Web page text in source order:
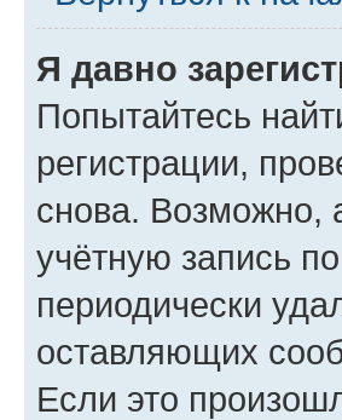
Я давно
Попытайтесь
регистрации,
снова. Возможно,
учётную запись
периодически
оставляющих
Если это